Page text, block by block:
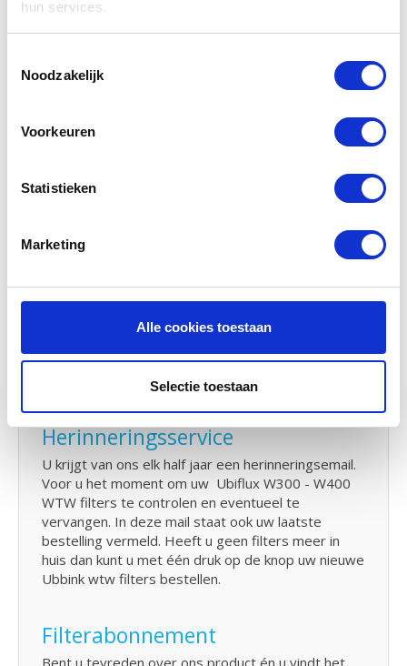
hun services.
Noodzakelijk
Voorkeuren
Statistieken
Marketing
Alle cookies toestaan
Selectie toestaan
scherpe prijs. lees hier alles over
normeringen.
Verwijderbare sticker
handige sticker bijgeleverd waarop uw het type en
zodat u altijd weet welke filters u moet bestellen.
Handleiding Ubbink Ubiflux
W300 - W400
W400? U kunthierde handleiding downloaden van
uw Ubbink WTW systeem.
Herinneringsservice
U krijgt van ons elk half jaar een herinneringsemail.
Voor u het moment om uw Ubiflux W300 - W400
WTW filters te controlen en eventueel te
vervangen. In deze mail staat ook uw laatste
bestelling vermeld. Heeft u geen filters meer in
huis dan kunt u met één druk op de knop uw nieuwe
Ubbink wtw filters bestellen.
Filterabonnement